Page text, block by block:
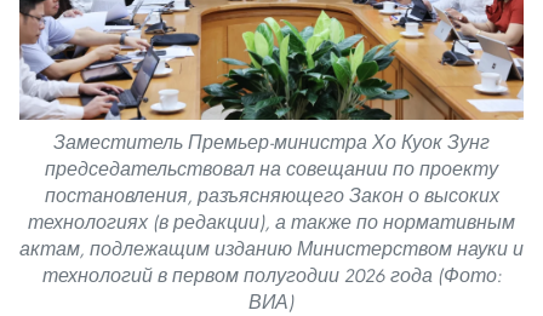
Заместитель Премьер-министра Хо Куок Зунг
председательствовал на совещании по проекту
постановления, разъясняющего Закон о высоких
технологиях (в редакции), а также по нормативным
актам, подлежащим изданию Министерством науки и
технологий в первом полугодии 2026 года (Фото:
ВИА)